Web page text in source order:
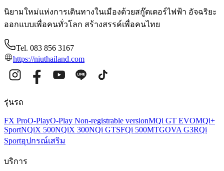
นิยามใหม่แห่งการเดินทางในเมืองด้วยสกู๊ตเตอร์ไฟฟ้า อัจฉริยะ
ออกแบบเพื่อคนทั่วโลก สร้างสรรค์เพื่อคนไทย
Tel. 083 856 3167
https://niuthailand.com
รุ่นรถ
FX ProO-PlayO-Play Non-registrable versionMQi GT EVOMQi+
SportNQiX 500NQiX 300NQi GTSFQi 500MTGOVA G3RQi
Sportอุปกรณ์เสริม
บริการ